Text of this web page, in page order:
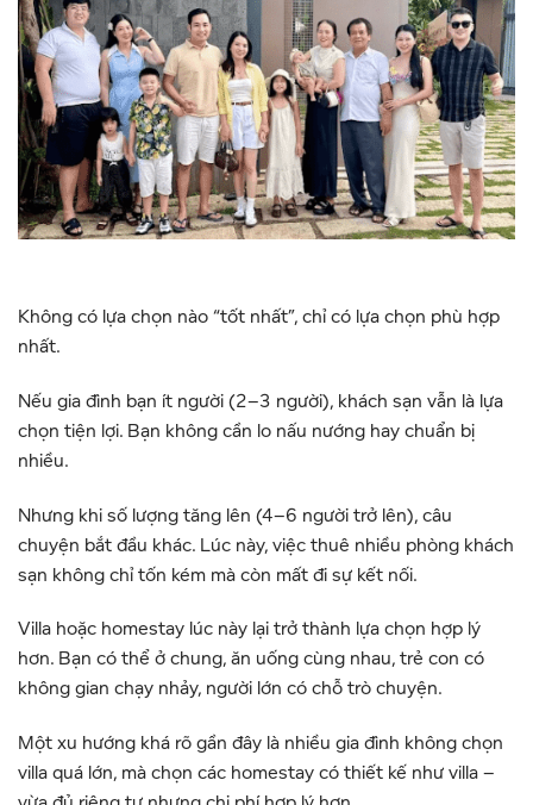
Không có lựa chọn nào “tốt nhất”, chỉ có lựa chọn phù hợp
nhất.
Nếu gia đình bạn ít người (2–3 người), khách sạn vẫn là lựa
chọn tiện lợi. Bạn không cần lo nấu nướng hay chuẩn bị
nhiều.
Nhưng khi số lượng tăng lên (4–6 người trở lên), câu
chuyện bắt đầu khác. Lúc này, việc thuê nhiều phòng khách
sạn không chỉ tốn kém mà còn mất đi sự kết nối.
Villa hoặc homestay lúc này lại trở thành lựa chọn hợp lý
hơn. Bạn có thể ở chung, ăn uống cùng nhau, trẻ con có
không gian chạy nhảy, người lớn có chỗ trò chuyện.
Một xu hướng khá rõ gần đây là nhiều gia đình không chọn
villa quá lớn, mà chọn các homestay có thiết kế như villa –